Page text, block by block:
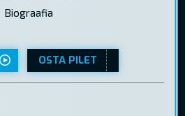
Biograafia
OSTA PILET